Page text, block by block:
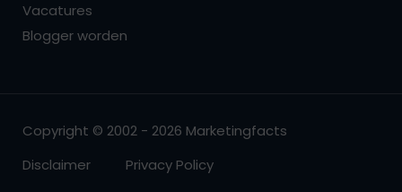
Vacatures
Blogger worden
Copyright © 2002 - 2026 Marketingfacts
Disclaimer
Privacy Policy